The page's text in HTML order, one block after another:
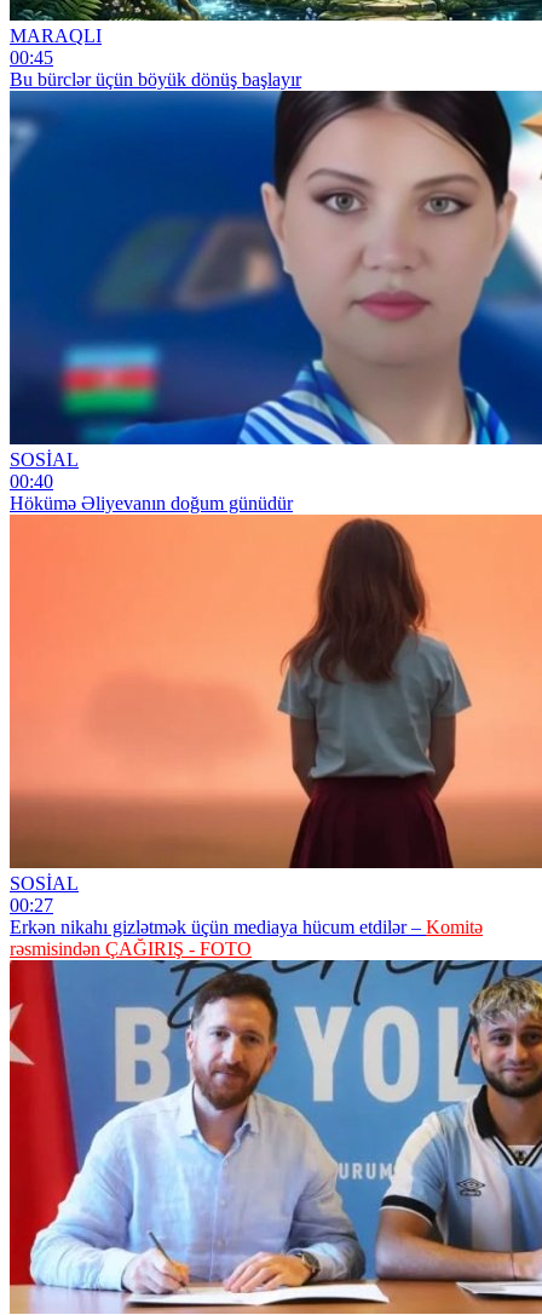
MARAQLI
00:45
Bu bürclər üçün böyük dönüş başlayır
SOSİAL
00:40
Hökümə Əliyevanın doğum günüdür
SOSİAL
00:27
Erkən nikahı gizlətmək üçün mediaya hücum etdilər – Komitə
rəsmisindən ÇAĞIRIŞ - FOTO